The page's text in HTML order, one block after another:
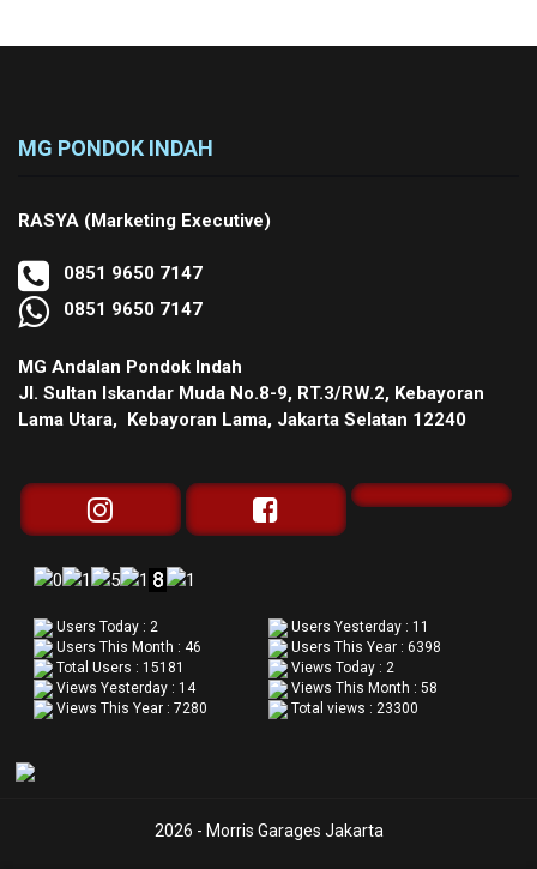
MG PONDOK INDAH
RASYA (Marketing Executive)
0851 9650 7147
0851 9650 7147
MG Andalan Pondok Indah
Jl. Sultan Iskandar Muda No.8-9, RT.3/RW.2, Kebayoran
Lama Utara, Kebayoran Lama, Jakarta Selatan 12240
Users Today : 2
Users Yesterday : 11
Users This Month : 46
Users This Year : 6398
Total Users : 15181
Views Today : 2
Views Yesterday : 14
Views This Month : 58
Views This Year : 7280
Total views : 23300
2026 - Morris Garages Jakarta